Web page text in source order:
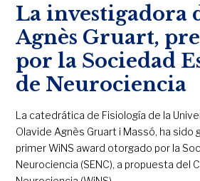
La investigadora
Agnès Gruart,
por la Sociedad
de Neurociencia
La catedrática de Fisiología de la
Olavide Agnès Gruart i Massó, ha sido
primer WiNS award otorgado por la
Neurociencia (SENC), a propuesta del